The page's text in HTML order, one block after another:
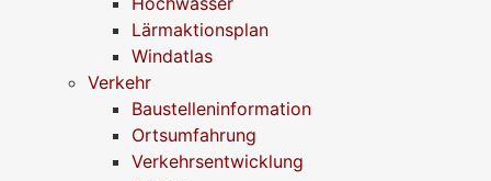
Lärmaktionsplan
Windatlas
Verkehr
Baustelleninformation
Ortsumfahrung
Verkehrsentwicklung